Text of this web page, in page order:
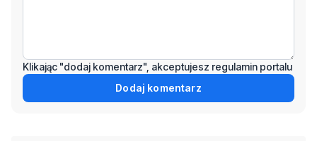
Klikając "dodaj komentarz", akceptujesz regulamin portalu
Dodaj komentarz